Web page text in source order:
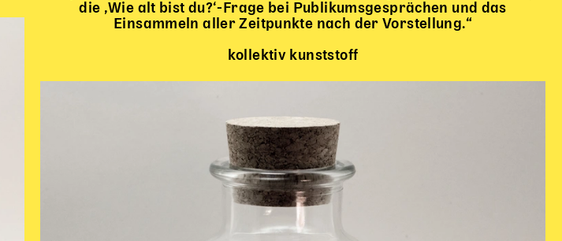
die ‚Wie alt bist du?‘-Frage bei Publikumsgesprächen und das
Einsammeln aller Zeitpunkte nach der Vorstellung.“
kollektiv kunststoff